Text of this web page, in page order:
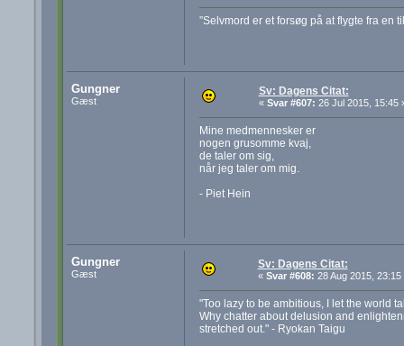
”Selvmord er et forsøg på at flygte fra en
Gungner
Gæst
Sv: Dagens Citat:
« Svar #607: 26 Jul 2015, 15:45
Mine medmennesker er
nogen grusomme kvaj,
de taler om sig,
når jeg taler om mig.
- Piet Hein
Gungner
Gæst
Sv: Dagens Citat:
« Svar #608: 28 Aug 2015, 23:15
"Too lazy to be ambitious, I let the world
Why chatter about delusion and
stretched out." - Ryokan Taigu